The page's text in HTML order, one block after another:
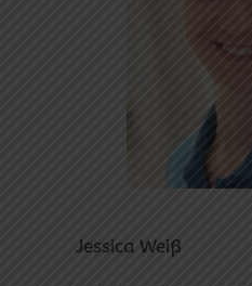
Jessica Weiß